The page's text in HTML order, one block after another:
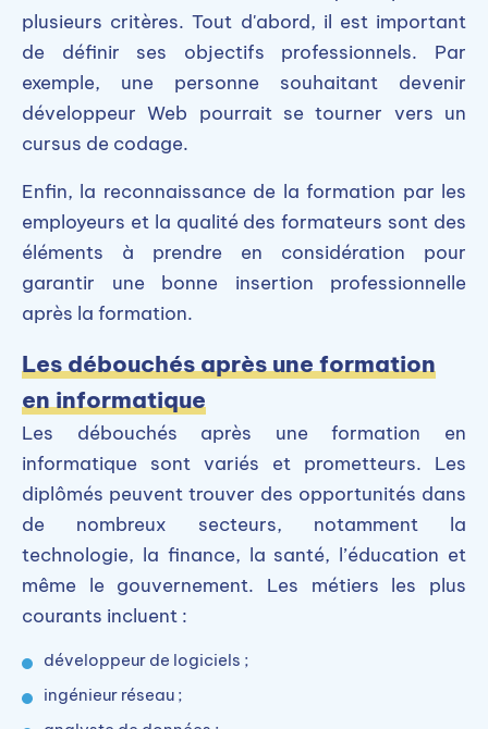
plusieurs critères. Tout d'abord, il est important
de définir ses objectifs professionnels. Par
exemple, une personne souhaitant devenir
développeur Web pourrait se tourner vers un
cursus de codage.
Enfin, la reconnaissance de la formation par les
employeurs et la qualité des formateurs sont des
éléments à prendre en considération pour
garantir une bonne insertion professionnelle
après la formation.
Les débouchés après une formation
en informatique
Les débouchés après une formation en
informatique sont variés et prometteurs. Les
diplômés peuvent trouver des opportunités dans
de nombreux secteurs, notamment la
technologie, la finance, la santé, l’éducation et
même le gouvernement. Les métiers les plus
courants incluent :
développeur de logiciels ;
ingénieur réseau ;